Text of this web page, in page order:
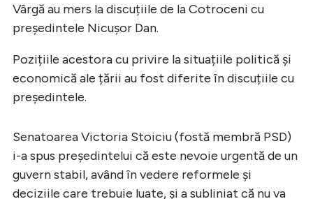
Vârgă au mers la discuțiile de la Cotroceni cu
președintele Nicușor Dan.
Pozițiile acestora cu privire la situațiile politică și
economică ale țării au fost diferite în discuțiile cu
președintele.
Senatoarea Victoria Stoiciu (fostă membră PSD)
i-a spus președintelui că este nevoie urgentă de un
guvern stabil, având în vedere reformele și
deciziile care trebuie luate, și a subliniat că nu va